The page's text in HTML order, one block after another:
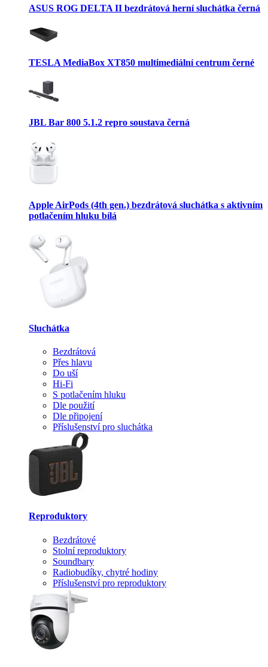
ASUS ROG DELTA II bezdrátová herní sluchátka černá
TESLA MediaBox XT850 multimediální centrum černé
JBL Bar 800 5.1.2 repro soustava černá
Apple AirPods (4th gen.) bezdrátová sluchátka s aktivním
potlačením hluku bílá
Sluchátka
Bezdrátová
Přes hlavu
Do uší
Hi-Fi
S potlačením hluku
Dle použití
Dle připojení
Příslušenství pro sluchátka
Reproduktory
Bezdrátové
Stolní reproduktory
Soundbary
Radiobudíky, chytré hodiny
Příslušenství pro reproduktory